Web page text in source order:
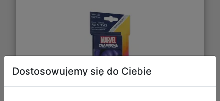
Dostosowujemy się do Ciebie